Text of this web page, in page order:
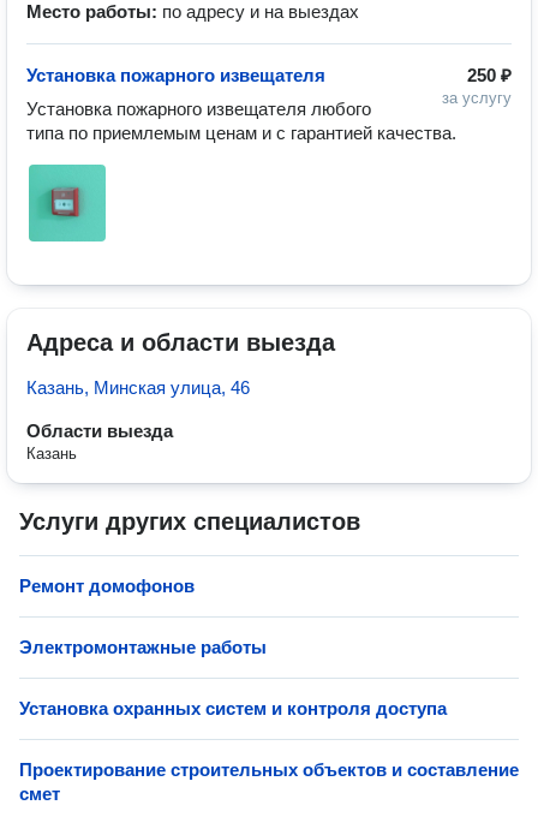
Место работы: по адресу и на выездах
250 ₽
за услугу
Установка пожарного извещателя
Установка пожарного извещателя любого
типа по приемлемым ценам и с гарантией качества.
Адреса и области выезда
Казань, Минская улица, 46
Области выезда
Казань
Услуги других специалистов
Ремонт домофонов
Электромонтажные работы
Установка охранных систем и контроля доступа
Проектирование строительных объектов и составление
смет